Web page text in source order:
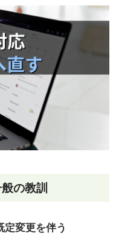
の教訓
変更を伴う